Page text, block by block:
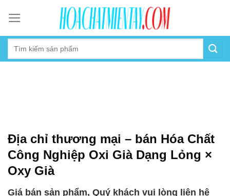
content
Địa chỉ thương mại – bán Hóa Chất
Công Nghiệp Oxi Già Dạng Lỏng ×
Oxy Già
Giá bán sản phẩm, Quý khách vui lòng liên hệ